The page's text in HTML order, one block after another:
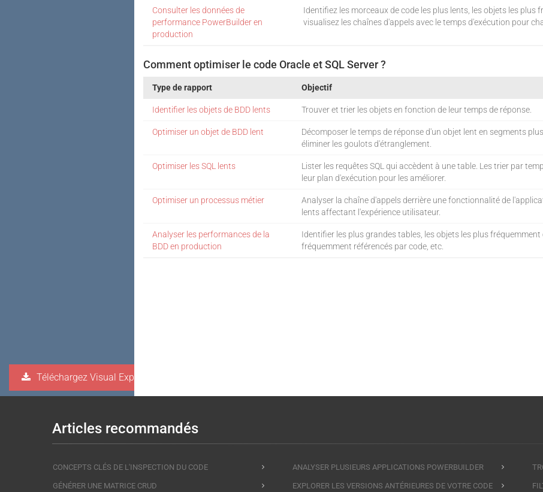
Consulter les données de
performance PowerBuilder en
production
Identifiez les morceaux de code les plus lents, les objets les plus
visualisez les chaînes d'appels avec le temps d'exécution pour
Comment optimiser le code Oracle et SQL Server ?
Type de rapport Objectif
Identifier les objets de BDD lents Trouver et trier les objets en fonction de leur temps de réponse.
Optimiser un objet de BDD lent
Décomposer le temps de réponse d'un objet lent en segments
éliminer les goulots d'étranglement.
Optimiser les SQL lents
Lister les requêtes SQL qui accèdent à une table. Les trier par
leur plan d'exécution pour les améliorer.
Optimiser un processus métier
Analyser la chaîne d'appels derrière une fonctionnalité de
lents affectant l'expérience utilisateur.
Analyser les performances de la
BDD en production
Identifier les plus grandes tables, les objets les plus fréquemment
fréquemment référencés par code, etc.
Téléchargez Visual Expert
Articles recommandés
CONCEPTS CLÉS DE L'INSPECTION DU CODE
GÉNÉRER UNE MATRICE CRUD
ANALYSER PLUSIEURS APPLICATIONS POWERBUILDER
EXPLORER LES VERSIONS ANTÉRIEURES DE VOTRE CODE